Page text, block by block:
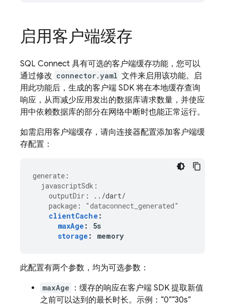
启用客户端缓存
SQL Connect 具有可选的客户端缓存功能，您可以
通过修改 connector.yaml 文件来启用该功能。启
用此功能后，生成的客户端 SDK 将在本地缓存查询
响应，从而减少应用发出的数据库请求数量，并使应
用中依赖数据库的部分在网络中断时也能正常运行。
如需启用客户端缓存，请向连接器配置添加客户端缓
存配置：
generate :
javascriptSdk :
outputDir :
../dart/
package :
"dataconnect_generated"
clientCache :
maxAge :
5s
storage : memory
此配置有两个参数，均为可选参数：
maxAge
：缓存的响应在客户端 SDK 提取新值
之前可以达到的最长时长。示例：“0”“30s”